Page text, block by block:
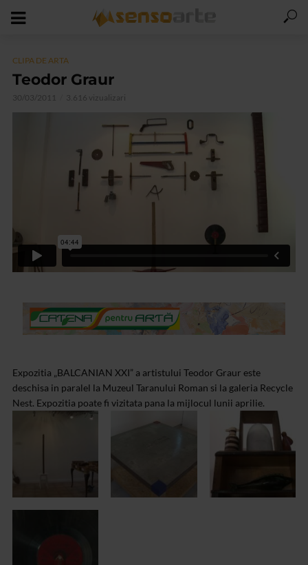
CLIPA DE ARTA
Teodor Graur
30/03/2011 3.616 vizualizari
Expozitia „BALCANIAN XXI” a artistului Teodor Graur este
deschisa in paralel la Muzeul Taranului Roman si la galeria Recycle
Nest. Expozitia poate fi vizitata pana la mijlocul lunii aprilie.